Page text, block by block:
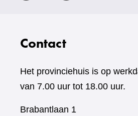
Contact
Het provinciehuis is op
van 7.00 uur tot 18.00 uur.
Brabantlaan 1